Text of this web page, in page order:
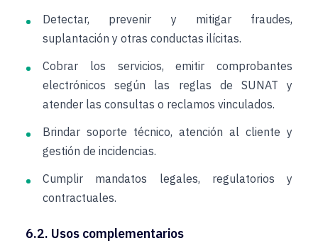
Detectar, prevenir y mitigar fraudes,
suplantación y otras conductas ilícitas.
Cobrar los servicios, emitir comprobantes
electrónicos según las reglas de SUNAT y
atender las consultas o reclamos vinculados.
Brindar soporte técnico, atención al cliente y
gestión de incidencias.
Cumplir mandatos legales, regulatorios y
contractuales.
6.2. Usos complementarios